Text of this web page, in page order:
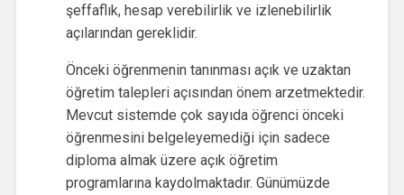
şeffaflık, hesap verebilirlik ve izlenebilirlik
açılarından gereklidir.
Önceki öğrenmenin tanınması açık ve uzaktan
öğretim talepleri açısından önem arzetmektedir.
Mevcut sistemde çok sayıda öğrenci önceki
öğrenmesini belgeleyemediği için sadece
diploma almak üzere açık öğretim
programlarına kaydolmaktadır. Günümüzde